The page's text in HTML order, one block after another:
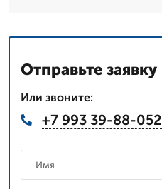
Отправьте заявку
Или звоните:
+7 993 39-88-052